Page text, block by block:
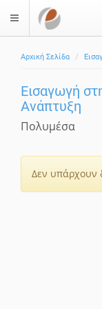
$langMenu
Αρχική Σελίδα
Εισαγωγή
Ανάπτυξη
Πολυμέσα
Δεν υπάρχουν